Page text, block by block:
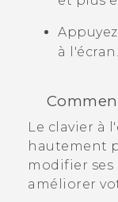
à l'écran.
Le clavier à
hautement
modifier
améliorer